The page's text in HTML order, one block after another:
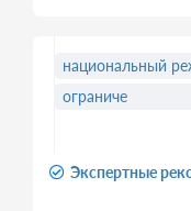
Экспертные
национальный
ограниче